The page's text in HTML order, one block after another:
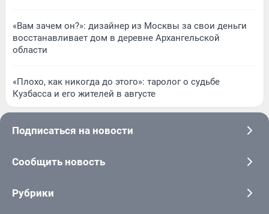
«Вам зачем он?»: дизайнер из Москвы за свои деньги
восстанавливает дом в деревне Архангельской
области
«Плохо, как никогда до этого»: таролог о судьбе
Кузбасса и его жителей в августе
Подписаться на новости
Сообщить новость
Рубрики